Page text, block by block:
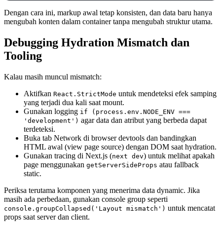
Dengan cara ini, markup awal tetap konsisten, dan data baru hanya
mengubah konten dalam container tanpa mengubah struktur utama.
Debugging Hydration Mismatch dan
Tooling
Kalau masih muncul mismatch:
Aktifkan React.StrictMode untuk mendeteksi efek samping
yang terjadi dua kali saat mount.
Gunakan logging if (process.env.NODE_ENV ===
'development') agar data dan atribut yang berbeda dapat
terdeteksi.
Buka tab Network di browser devtools dan bandingkan
HTML awal (view page source) dengan DOM saat hydration.
Gunakan tracing di Next.js (next dev) untuk melihat apakah
page menggunakan getServerSideProps atau fallback
static.
Periksa terutama komponen yang menerima data dynamic. Jika
masih ada perbedaan, gunakan console group seperti
console.groupCollapsed('Layout mismatch') untuk mencatat
props saat server dan client.